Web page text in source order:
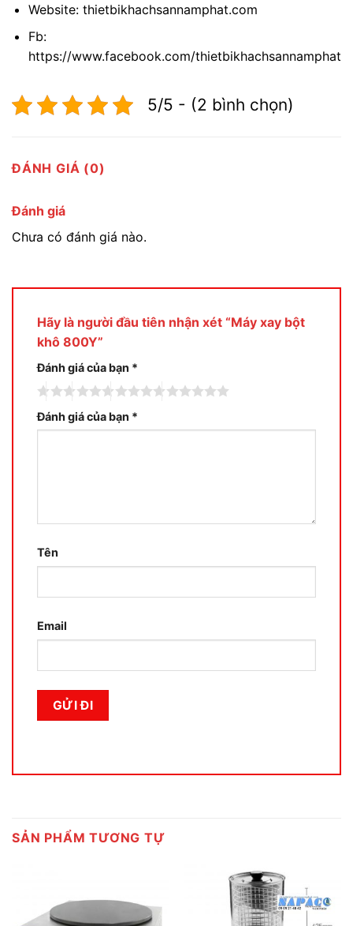
Website: thietbikhachsannamphat.com
Fb:
https://www.facebook.com/thietbikhachsannamphat
5/5 - (2 bình chọn)
ĐÁNH GIÁ (0)
Đánh giá
Chưa có đánh giá nào.
Hãy là người đầu tiên nhận xét “Máy xay bột
khô 800Y”
Đánh giá của bạn *
Đánh giá của bạn *
Tên
Email
SẢN PHẨM TƯƠNG TỰ